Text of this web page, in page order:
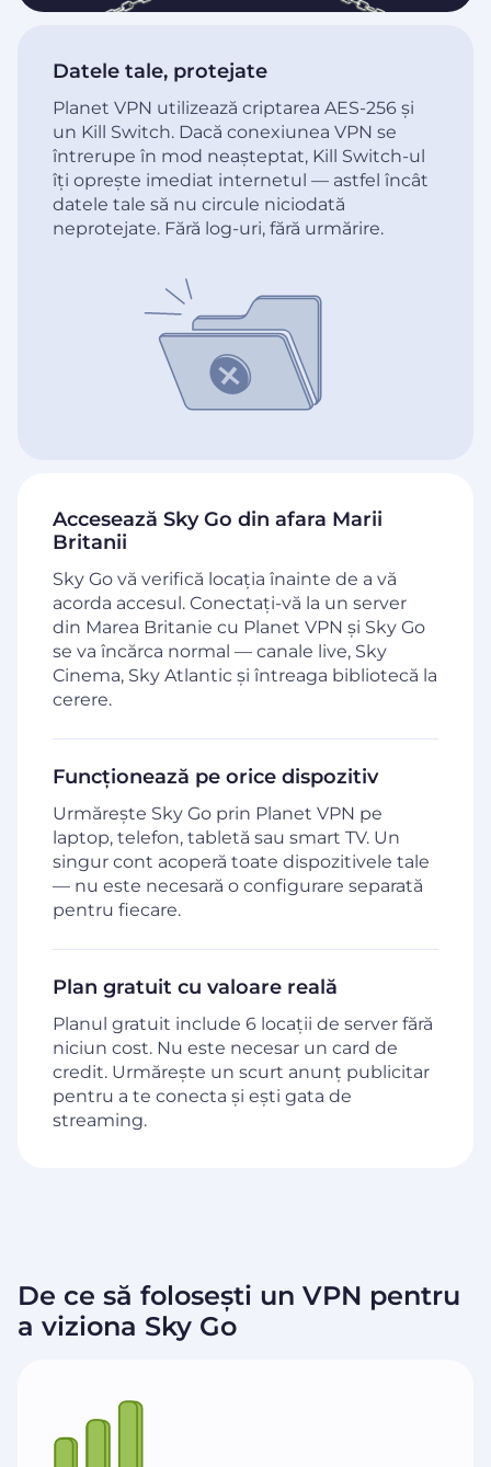
Accesează Sky Go din afara Marii
Britanii
Sky Go vă verifică locația înainte de a vă
acorda accesul. Conectați-vă la un server
din Marea Britanie cu Planet VPN și Sky Go
se va încărca normal — canale live, Sky
Cinema, Sky Atlantic și întreaga bibliotecă la
cerere.
Funcționează pe orice dispozitiv
Urmărește Sky Go prin Planet VPN pe
laptop, telefon, tabletă sau smart TV. Un
singur cont acoperă toate dispozitivele tale
— nu este necesară o configurare separată
pentru fiecare.
Plan gratuit cu valoare reală
Planul gratuit include 6 locații de server fără
niciun cost. Nu este necesar un card de
credit. Urmărește un scurt anunț publicitar
pentru a te conecta și ești gata de
streaming.
Datele tale, protejate
Planet VPN utilizează criptarea AES-256 și
un Kill Switch. Dacă conexiunea VPN se
întrerupe în mod neașteptat, Kill Switch-ul
îți oprește imediat internetul — astfel încât
datele tale să nu circule niciodată
neprotejate. Fără log-uri, fără urmărire.
De ce să folosești un VPN pentru
a viziona Sky Go